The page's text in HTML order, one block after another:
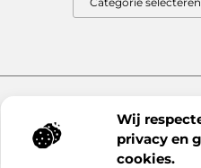
Wij
privacy en
cookies.
@2025